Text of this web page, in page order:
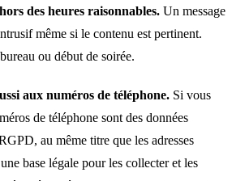
des heures raisonnables. Un message
même si le contenu est pertinent.
ou début de soirée.
aux numéros de téléphone. Si vous
de téléphone sont des données
au même titre que les adresses
base légale pour les collecter et les